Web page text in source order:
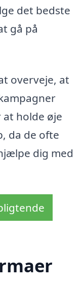
det bedste
gå på
overveje, at
at holde øje
da de ofte
dig med